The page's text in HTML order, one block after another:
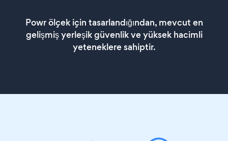
Powr ölçek için tasarlandığından, mevcut en
gelişmiş yerleşik güvenlik ve yüksek hacimli
yeteneklere sahiptir.